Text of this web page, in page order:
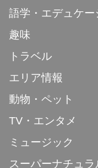
語学・エデュケー
趣味
トラベル
エリア情報
動物・ペット
TV・エンタメ
ミュージック
スーパーナチュラ